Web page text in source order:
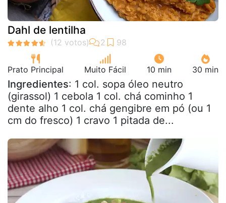
Dahl de lentilha
Prato Principal Muito Fácil 10 min 30 min
Ingredientes: 1 col. sopa óleo neutro
(girassol) 1 cebola 1 col. chá cominho 1
dente alho 1 col. chá gengibre em pó (ou 1
cm do fresco) 1 cravo 1 pitada de...